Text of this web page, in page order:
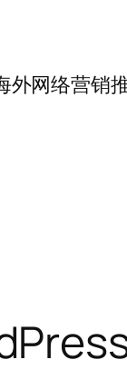
外网络营销